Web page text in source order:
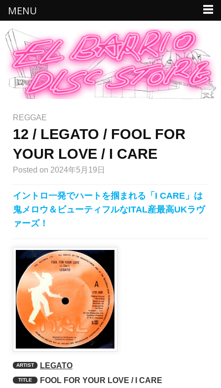
REGGAE
12 / LEGATO / FOOL FOR
YOUR LOVE / I CARE
Posted on 2024年5月19日
イントロ一発でハートを掴まれる「I CARE」は
鬼メロウ＆ビューティフルなITAL産最高UKラヴ
ァーズ！
ARTIST LEGATO
TITLE FOOL FOR YOUR LOVE / I CARE
MENU